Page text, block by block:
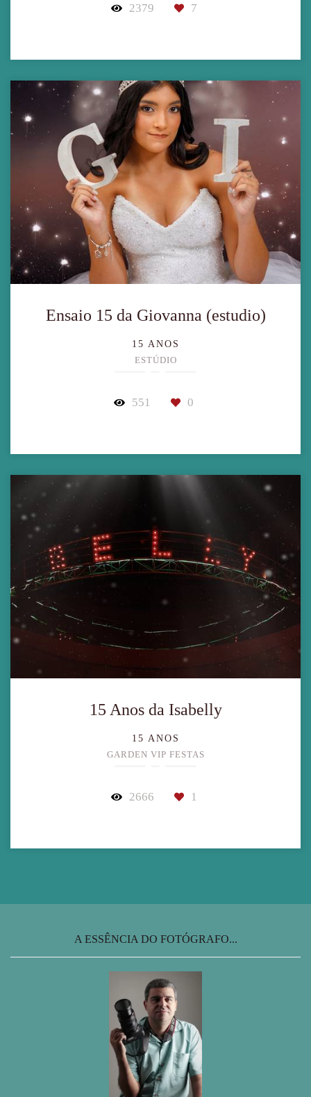
2379 7
Ensaio 15 da Giovanna (estudio)
15 ANOS
ESTÚDIO
551 0
15 Anos da Isabelly
15 ANOS
GARDEN VIP FESTAS
2666 1
A ESSÊNCIA DO FOTÓGRAFO...